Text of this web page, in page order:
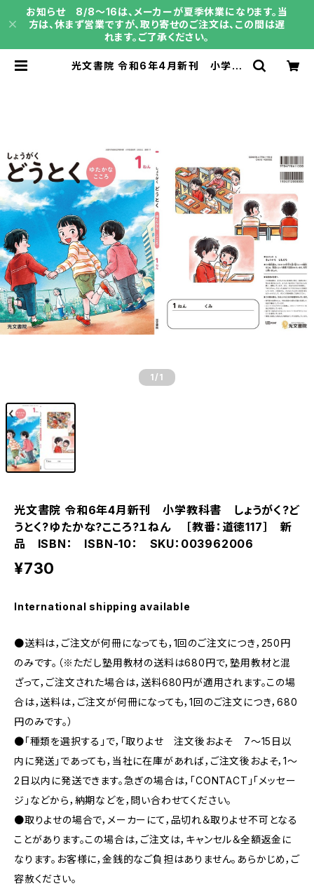
お知らせ 8/8～16は、メーカーが夏季休業になります。当
方は、休まず営業ですが、取り寄せのご注文は、この間は遅
れます。ご了承ください。
光文書院 令和6年4月新刊 小学教
1 /1
光文書院 令和6年4月新刊 小学教科書 しょうがく?ど
うとく?ゆたかな?こころ?１ねん ［教番：道徳117］ 新
品 ISBN： ISBN-10： SKU：003962006
¥730
International shipping available
●送料は，ご注文が何冊になっても，1回のご注文につき，250円
のみです。（※ただし塾用教材の送料は680円で，塾用教材と混
ざって，ご注文された場合は，送料680円が適用されます。この場
合は，送料は，ご注文が何冊になっても，1回のご注文につき，680
円のみです。）
●「種類を選択する」で，「取りよせ 注文後およそ 7〜15日以
内に発送」であっても，当社に在庫があれば，ご注文後およそ，1〜
2日以内に発送できます。急ぎの場合は，「CONTACT」「メッセー
ジ」などから，納期などを，問い合わせてください。
●取りよせの場合で，メーカーにて，品切れ＆取りよせ不可となる
ことがあります。この場合は，ご注文は，キャンセル＆全額返金に
なります。お客様に，金銭的なご負担はありません。あらかじめ，ご
容赦ください。